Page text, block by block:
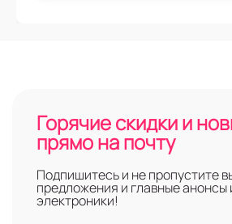
Горячие скидки и
прямо на почту
Подпишитесь и не пропустите
предложения и главные анонсы
электроники!